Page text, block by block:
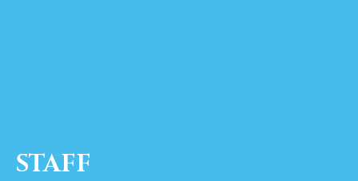
STAFF